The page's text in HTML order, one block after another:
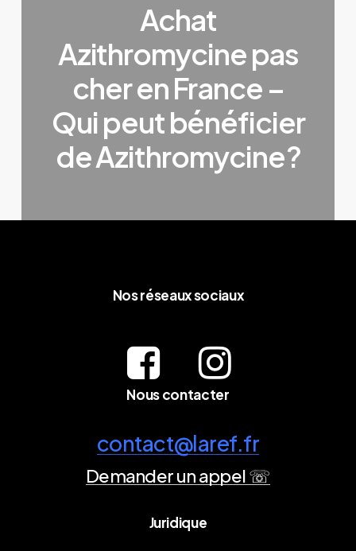
Achat
Azithromycine pas
cher en France –
Qui peut bénéficier
de Azithromycine ?
Nos réseaux sociaux
Nous contacter
contact@laref.fr
Demander un appel ☏
Juridique